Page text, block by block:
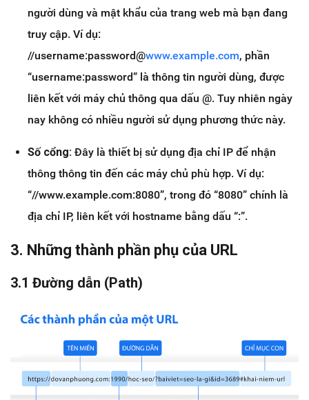
người dùng và mật khẩu của trang web mà bạn đang
truy cập. Ví dụ:
//username:password@www.example.com, phần
“username:password” là thông tin người dùng, được
liên kết với máy chủ thông qua dấu @. Tuy nhiên ngày
nay không có nhiều người sử dụng phương thức này.
Số cổng: Đây là thiết bị sử dụng địa chỉ IP để nhận
thông thông tin đến các máy chủ phù hợp. Ví dụ:
“//www.example.com:8080”, trong đó “8080” chính là
địa chỉ IP, liên kết với hostname bằng dấu “:”.
3. Những thành phần phụ của URL
3.1 Đường dẫn (Path)